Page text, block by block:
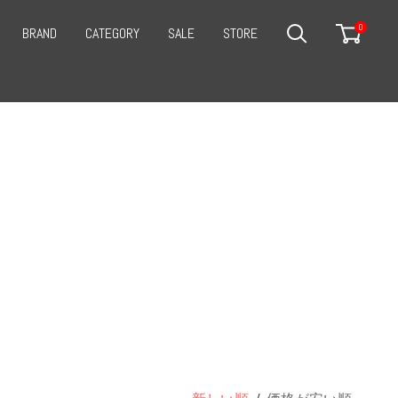
BRAND CATEGORY SALE
STORE
0